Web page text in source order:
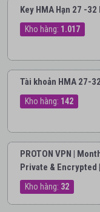
Key HMA Hạn 27 -
Kho hàng: 1.017
Tài khoản HMA 27-
Kho hàng: 142
PROTON VPN |
Private & Encrypted
Kho hàng: 32